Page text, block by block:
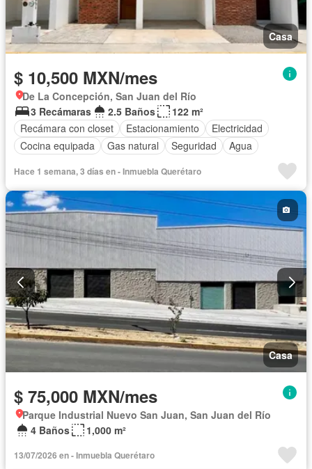
Casa
$ 10,500 MXN/mes
De La Concepción, San Juan del Río
3 Recámaras
2.5 Baños
122 m²
Recámara con closet
Estacionamiento
Electricidad
Cocina equipada
Gas natural Seguridad Agua
Hace 1 semana, 3 días en - Inmuebla Querétaro
Casa
$ 75,000 MXN/mes
Parque Industrial Nuevo San Juan, San Juan del Río
4 Baños
1,000 m²
13/07/2026 en - Inmuebla Querétaro